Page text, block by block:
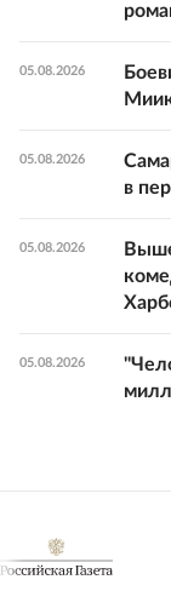
05.08.2026
05.08.2026
в
05.08.2026
05.08.2026